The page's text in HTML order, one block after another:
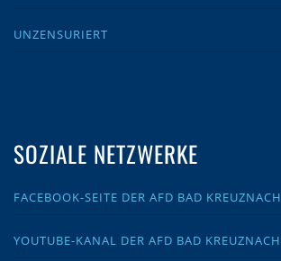
UNZENSURIERT
SOZIALE NETZWERKE
FACEBOOK-SEITE DER AFD BAD KREUZNACH
YOUTUBE-KANAL DER AFD BAD KREUZNACH